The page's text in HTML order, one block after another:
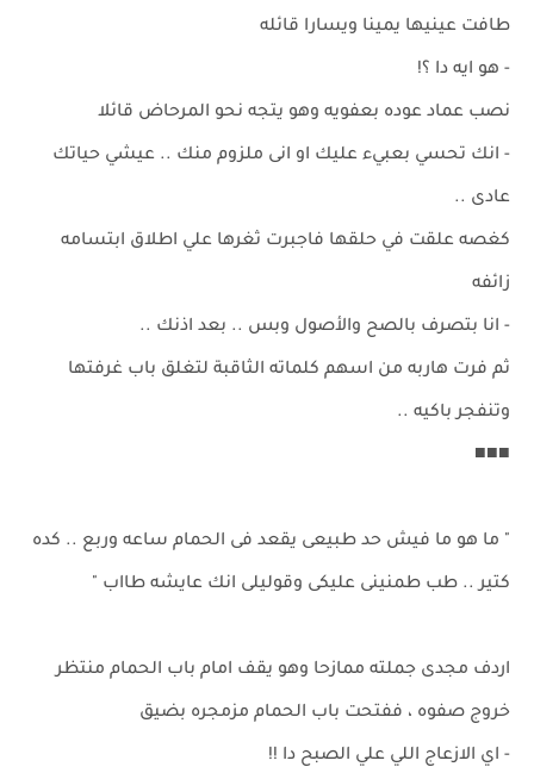
طافت عينيها يمينا ويسارا قائله
- هو ايه دا ؟!
نصب عماد عوده بعفويه وهو يتجه نحو المرحاض قائلا
- انك تحسي بعبيء عليك او انى ملزوم منك .. عيشي حياتك
عادى ..
كغصه علقت في حلقها فاجبرت ثغرها علي اطلاق ابتسامه
زائفه
- انا بتصرف بالصح والأصول وبس .. بعد اذنك ..
ثم فرت هاربه من اسهم كلماته الثاقبة لتغلق باب غرفتها
وتنفجر باكيه ..
■■■
" ما هو ما فيش حد طبيعى يقعد فى الحمام ساعه وربع .. كده
كتير .. طب طمنينى عليكى وقوليلى انك عايشه طااب "
اردف مجدى جملته ممازحا وهو يقف امام باب الحمام منتظر
خروج صفوه ، ففتحت باب الحمام مزمجره بضيق
- اي الازعاج اللي علي الصبح دا !!